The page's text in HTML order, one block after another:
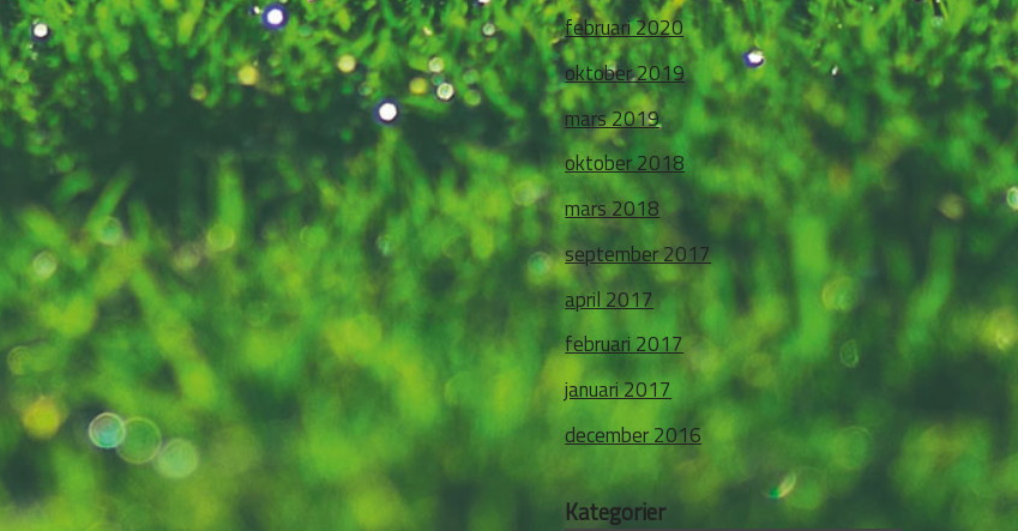
februari 2020
oktober 2019
mars 2019
oktober 2018
mars 2018
september 2017
april 2017
februari 2017
januari 2017
december 2016
Kategorier